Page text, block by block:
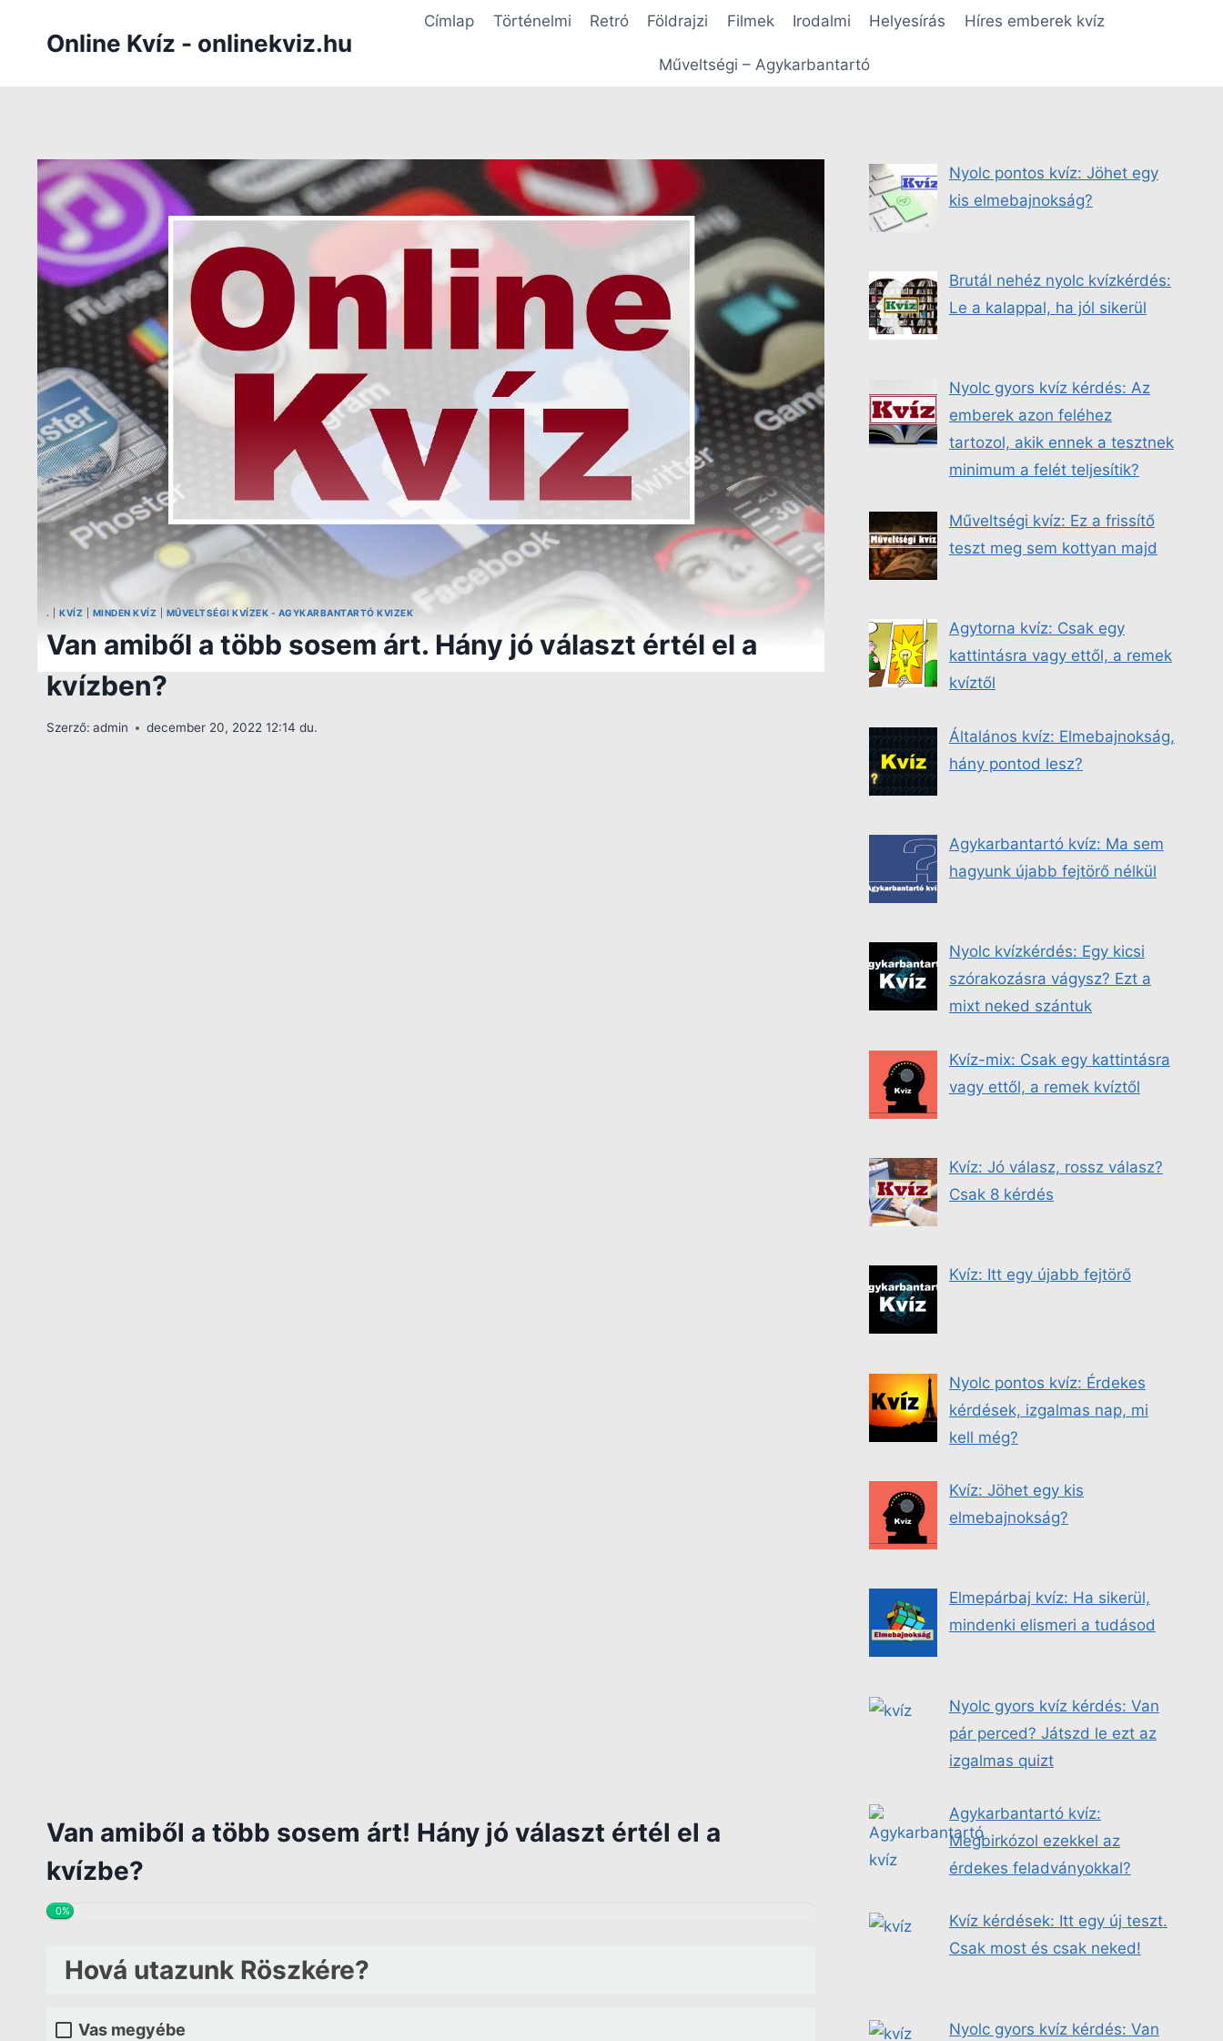
Online Kvíz - onlinekviz.hu
Címlap Történelmi Retró Földrajzi Filmek Irodalmi Helyesírás Híres emberek kvíz
Műveltségi – Agykarbantartó
. KVÍZ MINDEN KVÍZ MŰVELTSÉGI KVÍZEK - AGYKARBANTARTÓ KVIZEK
Van amiből a több sosem árt. Hány jó választ értél el a
kvízben?
Szerző: admin december 20, 2022 12:14 du.
Van amiből a több sosem árt! Hány jó választ értél el a
kvízbe?
0%
Hová utazunk Röszkére?
Vas megyébe
Nyolc pontos kvíz: Jöhet egy
kis elmebajnokság?
Brutál nehéz nyolc kvízkérdés:
Le a kalappal, ha jól sikerül
Nyolc gyors kvíz kérdés: Az
emberek azon feléhez
tartozol, akik ennek a tesztnek
minimum a felét teljesítik?
Műveltségi kvíz: Ez a frissítő
teszt meg sem kottyan majd
Agytorna kvíz: Csak egy
kattintásra vagy ettől, a remek
kvíztől
Általános kvíz: Elmebajnokság,
hány pontod lesz?
Agykarbantartó kvíz: Ma sem
hagyunk újabb fejtörő nélkül
Nyolc kvízkérdés: Egy kicsi
szórakozásra vágysz? Ezt a
mixt neked szántuk
Kvíz-mix: Csak egy kattintásra
vagy ettől, a remek kvíztől
Kvíz: Jó válasz, rossz válasz?
Csak 8 kérdés
Kvíz: Itt egy újabb fejtörő
Nyolc pontos kvíz: Érdekes
kérdések, izgalmas nap, mi
kell még?
Kvíz: Jöhet egy kis
elmebajnokság?
Elmepárbaj kvíz: Ha sikerül,
mindenki elismeri a tudásod
Nyolc gyors kvíz kérdés: Van
pár perced? Játszd le ezt az
izgalmas quizt
Agykarbantartó kvíz:
Megbirkózol ezekkel az
érdekes feladványokkal?
Kvíz kérdések: Itt egy új teszt.
Csak most és csak neked!
Nyolc gyors kvíz kérdés: Van